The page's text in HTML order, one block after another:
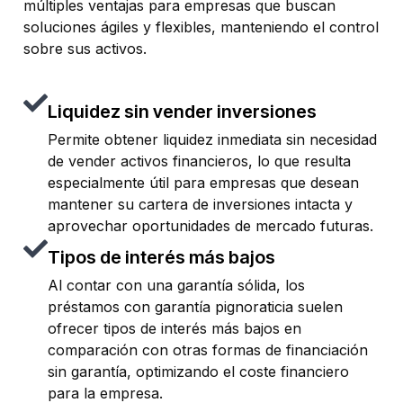
múltiples ventajas para empresas que buscan
soluciones ágiles y flexibles, manteniendo el control
sobre sus activos.
Liquidez sin vender inversiones
Permite obtener liquidez inmediata sin necesidad
de vender activos financieros, lo que resulta
especialmente útil para empresas que desean
mantener su cartera de inversiones intacta y
aprovechar oportunidades de mercado futuras.
Tipos de interés más bajos
Al contar con una garantía sólida, los
préstamos con garantía pignoraticia suelen
ofrecer tipos de interés más bajos en
comparación con otras formas de financiación
sin garantía, optimizando el coste financiero
para la empresa.